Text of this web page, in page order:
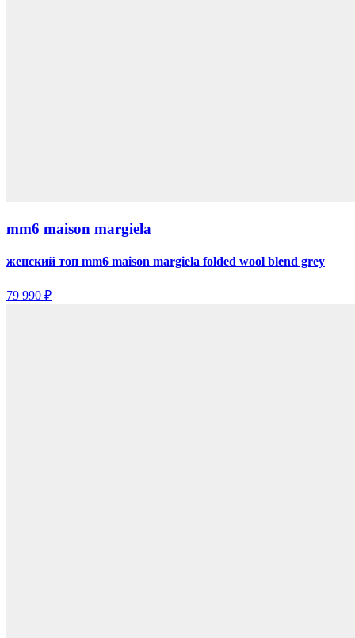
mm6 maison margiela
женский топ mm6 maison margiela folded wool blend grey
79 990 ₽